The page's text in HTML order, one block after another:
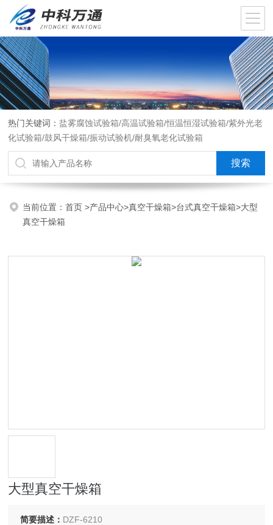
热门关键词：盐雾腐蚀试验箱/高温试验箱/恒温恒湿试验箱/紫外光老
化试验箱/鼓风干燥箱/振动试验机/耐臭氧老化试验箱
当前位置：首页>产品中心>真空干燥箱>台式真空干燥箱>大型
真空干燥箱
大型真空干燥箱
简要描述： DZF-6210